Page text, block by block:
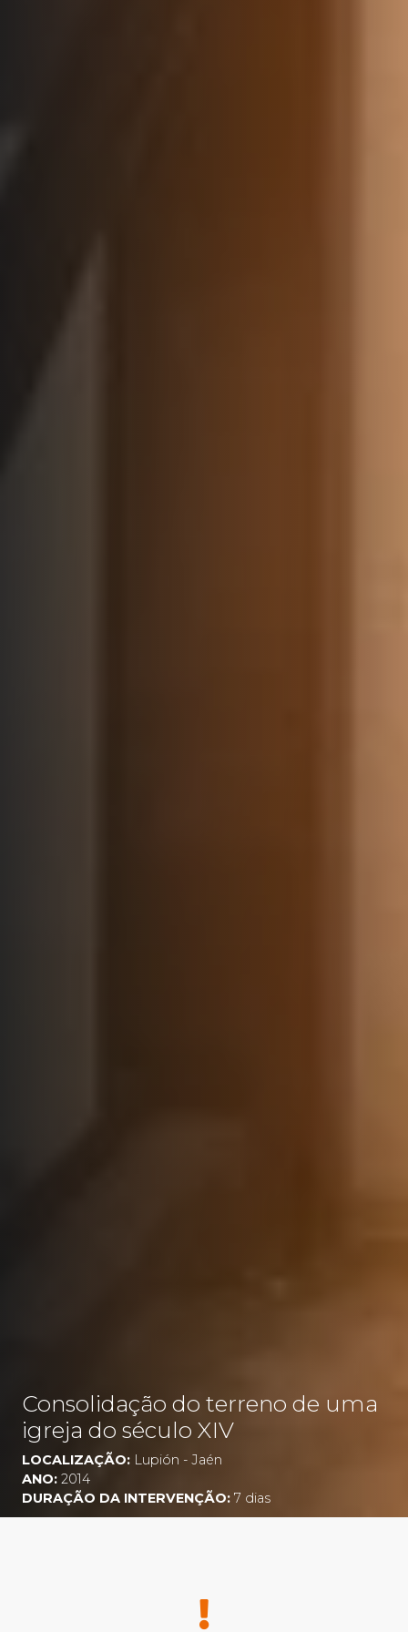
Consolidação do terreno de uma
igreja do século XIV
LOCALIZAÇÃO: Lupión - Jaén
ANO: 2014
DURAÇÃO DA INTERVENÇÃO: 7 dias